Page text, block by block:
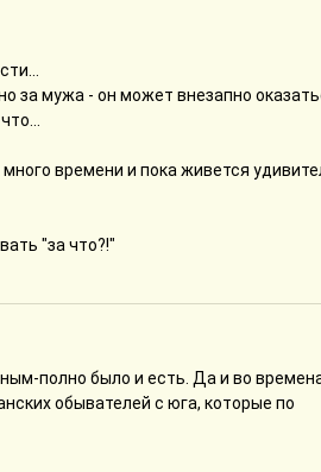
за мужа - он может внезапно
времени и пока живется
"за что?!"
полно было и есть. Да и во
обывателей с юга, которые по